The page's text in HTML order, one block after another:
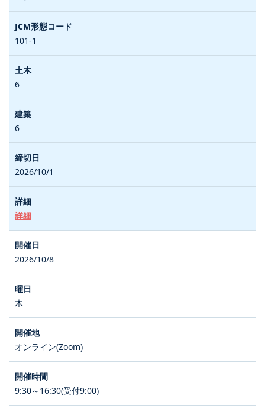
101-1
6
6
2026/10/1
詳細
2026/10/8
木
オンライン(Zoom)
9:30～16:30(受付9:00)